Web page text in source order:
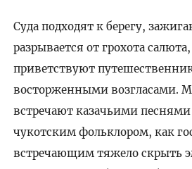
Суда подходят к берегу,
разрывается от грохота
приветствуют
восторженными возгласами.
встречают казачьими
чукотским фольклором, как
встречающим тяжело скрыть